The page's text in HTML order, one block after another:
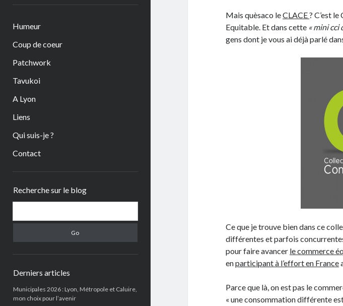
Humeur
Coup de coeur
Patchwork
Tavukoi
A Lyon
Liens
Qui suis-je ?
Contact
Recherche sur le blog
Derniers articles
Municipales 2026 : Lyon, Métropole et Caluire,
mon choix pour l’avenir
Mais quèsaco leCLACE? C’est
Equitable. Et dans cette « mini cci
gens dont je vous ai déjà parlé
Ce que je trouve bien dans ce
différentes et parfois
pour faire avancer le commerce
enparticipant à l’effort en France
Parce que là, on est pas le
« une consommation différente